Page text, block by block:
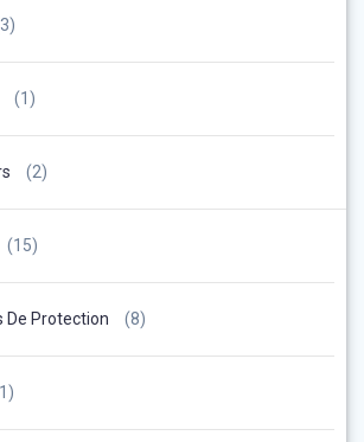
(1)
(2)
(15)
De Protection (8)